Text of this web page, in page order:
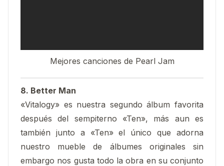
Mejores canciones de Pearl Jam
8. Better Man
«Vitalogy» es nuestra segundo álbum favorita
después del sempiterno «Ten», más aun es
también junto a «Ten» el único que adorna
nuestro mueble de álbumes originales sin
embargo nos gusta todo la obra en su conjunto